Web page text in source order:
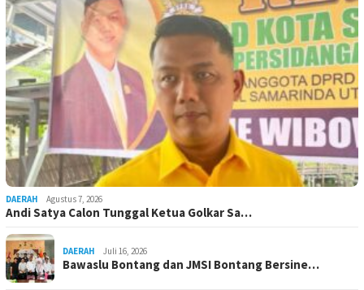
DAERAH Agustus 7, 2026
Andi Satya Calon Tunggal Ketua Golkar Sa…
DAERAH Juli 16, 2026
Bawaslu Bontang dan JMSI Bontang Bersine…